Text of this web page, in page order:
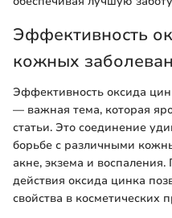
Эффективность
кожных
Эффективность оксида
— важная тема, которая
статьи. Это соединение
борьбе с различными
акне, экзема и
действия оксида цинка
свойства в косметических